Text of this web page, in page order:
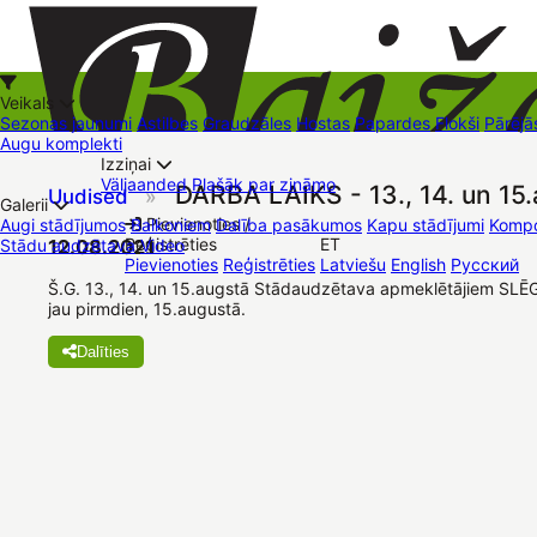
+37126545879 baizas@baizas.lv
Pievienoties /
Reģistrēties
Pievienoties Reģistrēties
ET
Latviešu English Русский
Veikals
Sezonas jaunumi Astilbes Graudzāles Hostas Papardes Flokši
Augu komplekti
Kā iepirkties
Izziņai
Väljaanded Plašāk par zināmo
Galerii
Augi stādījumos Balkoniem Dalība pasākumos Kapu stādījumi
Stādu audzētava Video
Kontaktid Dāvanu kartes Augu komplekti
Uudised » DARBA LAIKS - 13., 14. un
12.08.2021
Š.G. 13., 14. un 15.augstā Stādaudzētava apmeklētājiem
jau pirmdien, 15.augustā.
Dalīties